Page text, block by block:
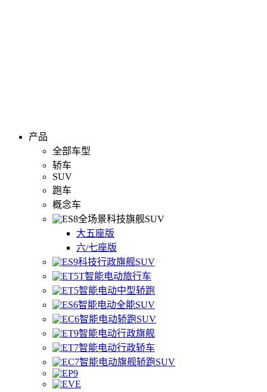
产品
全部车型
轿车
SUV
跑车
概念车
全场景科技旗舰SUV
大五座版
六/七座版
科技行政旗舰SUV
智能电动旅行车
智能电动中型轿跑
智能电动全能SUV
智能电动轿跑SUV
智能电动行政旗舰
智能电动行政轿车
智能电动旗舰轿跑SUV